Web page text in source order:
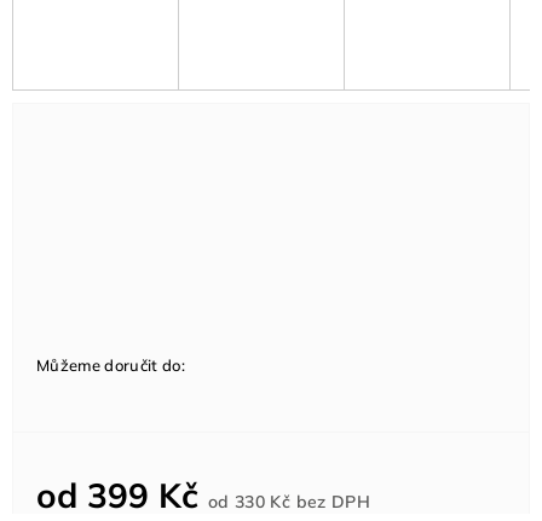
od 399 Kč od330 Kč bez DPHcena:
Můžeme doručit do: